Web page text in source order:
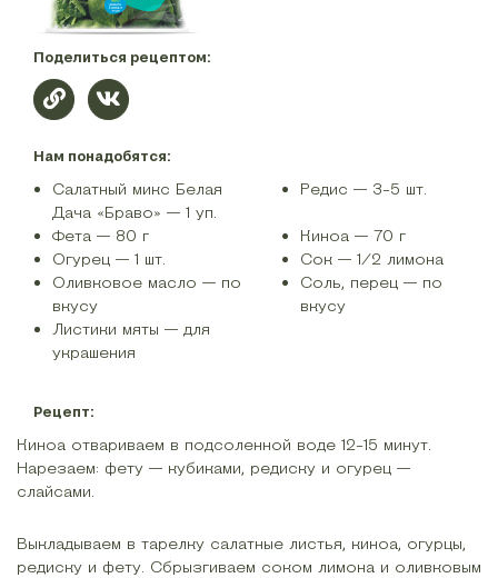
Поделиться рецептом:
Нам понадобятся:
Салатный микс Белая
Дача «Браво» — 1 уп.
Редис — 3-5 шт.
Фета — 80 г
Киноа — 70 г
Огурец — 1 шт.
Сок — 1/2 лимона
Оливковое масло — по
вкусу
Соль, перец — по
вкусу
Листики мяты — для
украшения
Рецепт:
Киноа отвариваем в подсоленной воде 12-15 минут.
Нарезаем: фету — кубиками, редиску и огурец —
слайсами.
Выкладываем в тарелку салатные листья, киноа, огурцы,
редиску и фету. Сбрызгиваем соком лимона и оливковым